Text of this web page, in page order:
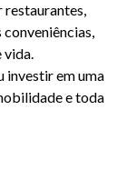
restaurantes,
vida.
investir em uma
e toda